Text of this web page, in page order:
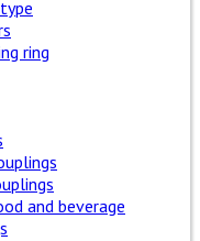
ring
and beverage